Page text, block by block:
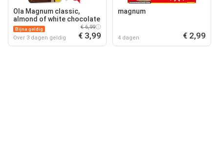
Ola Magnum classic,
almond of white chocolate
Bijna geldig
Over 3 dagen geldig
€ 6,99
€ 3,99
magnum
4 dagen € 2,99